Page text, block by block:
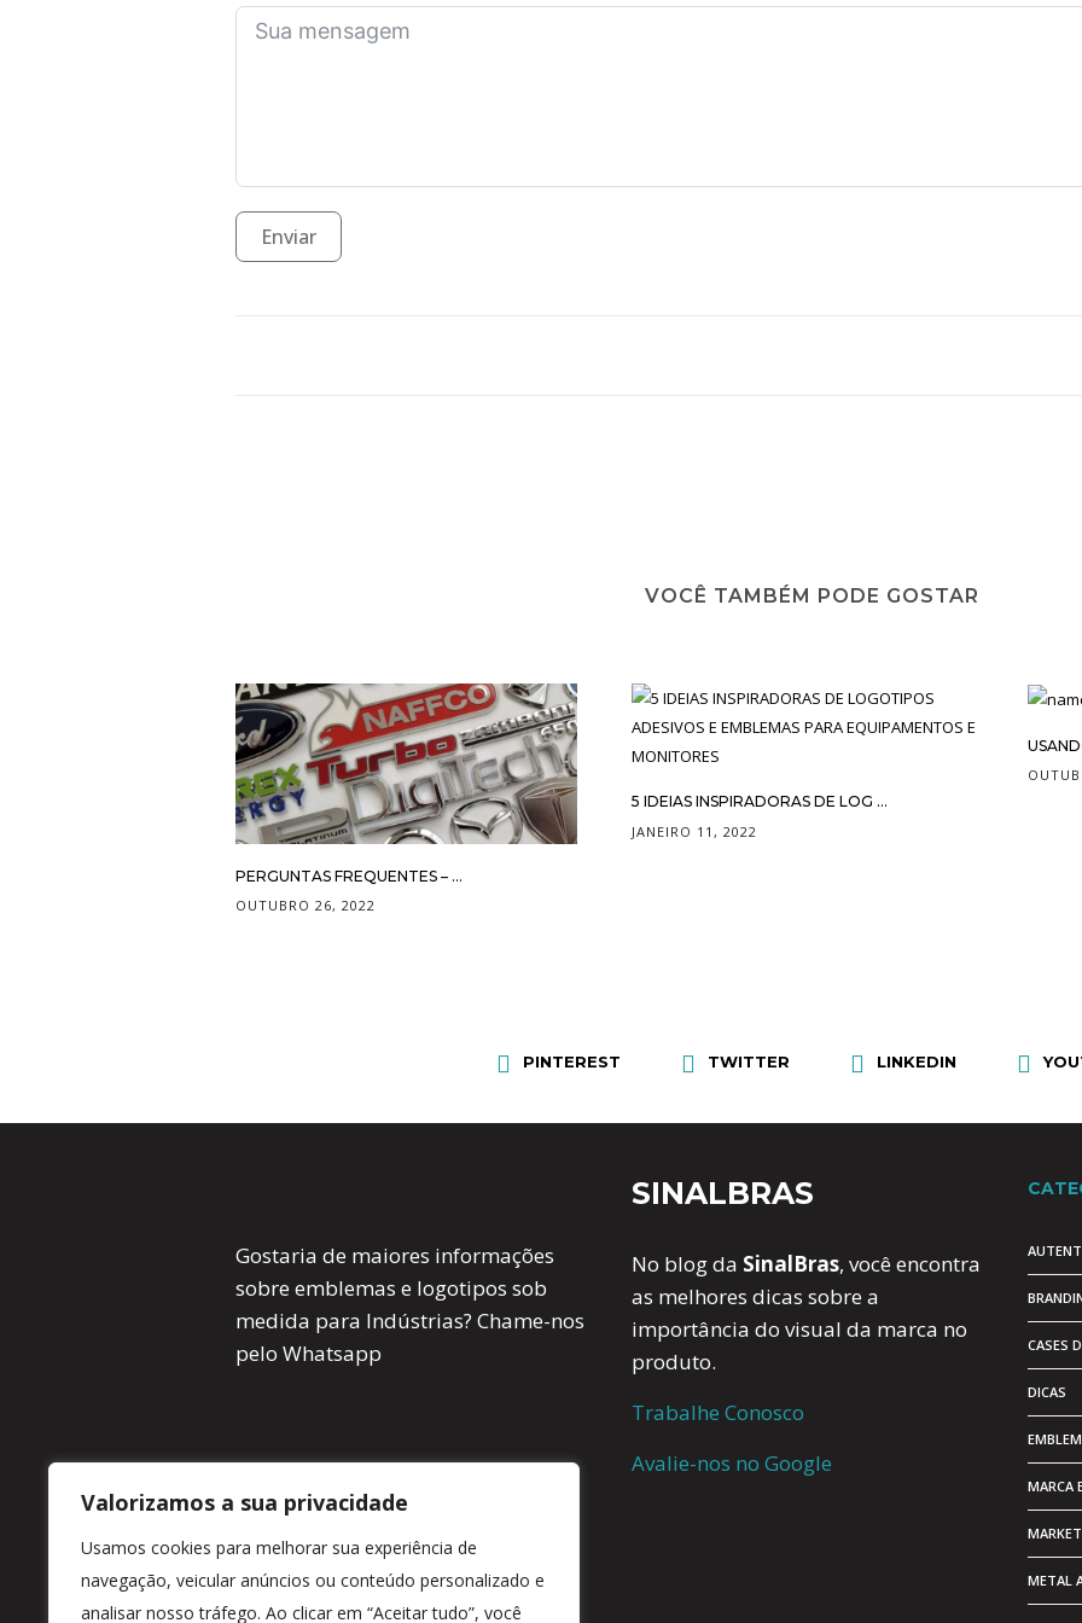
Valorizamos a sua privacidade
Usamos cookies para melhorar sua experiência de
navegação, veicular anúncios ou conteúdo personalizado e
analisar nosso tráfego. Ao clicar em “Aceitar tudo”, você
Enviar
VOCÊ TAMBÉM PODE GOSTAR
PERGUNTAS FREQUENTES – ...
OUTUBRO 26, 2022
5 IDEIAS INSPIRADORAS DE LOG ...
JANEIRO 11, 2022
PINTEREST TWITTER LINKEDIN
Gostaria de maiores informações
sobre emblemas e logotipos sob
medida para Indústrias? Chame-nos
pelo Whatsapp
SINALBRAS
No blog da SinalBras, você encontra
as melhores dicas sobre a
importância do visual da marca no
produto.
Trabalhe Conosco
Avalie-nos no Google
CASES
DICAS
MARCA
METAL